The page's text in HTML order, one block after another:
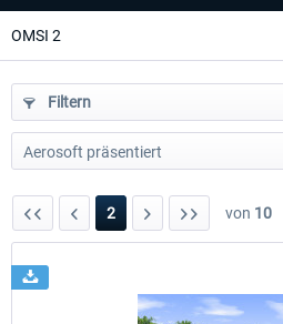
OMSI 2
Filtern
2 von 10